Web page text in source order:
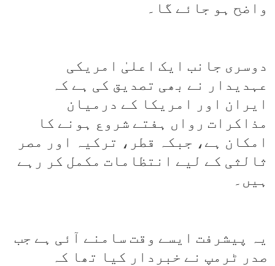
واضح ہو جائے گا۔
دوسری جانب ایک اعلیٰ امریکی
عہدیدار نے بھی تصدیق کی ہے کہ
ایران اور امریکا کے درمیان
مذاکرات رواں ہفتے شروع ہونے کا
امکان ہے، جبکہ قطر، ترکیہ اور مصر
ثالثی کے لیے انتظامات مکمل کر رہے
ہیں۔
یہ پیشرفت ایسے وقت سامنے آئی ہے جب
صدر ٹرمپ نے خبردار کیا تھا کہ